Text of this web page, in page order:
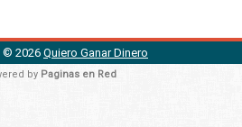
© 2026 Quiero Ganar Dinero
by Paginas en Red